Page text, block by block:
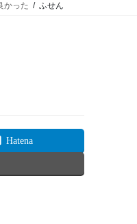
かった ふせん
Hatena